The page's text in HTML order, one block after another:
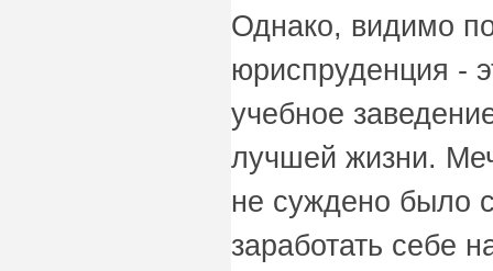
Однако, видимо
юриспруденция -
учебное
лучшей жизни.
не суждено было
заработать себе